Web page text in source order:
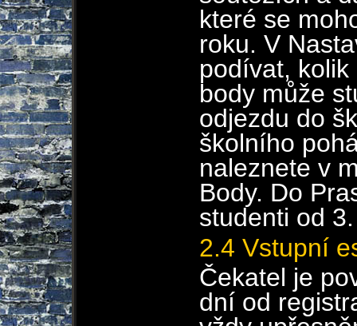
které se
roku. V
podívat,
body může
odjezdu do
školního
naleznete v
Body. Do
studenti od
2.4 Vstupní
Čekatel je
dní od